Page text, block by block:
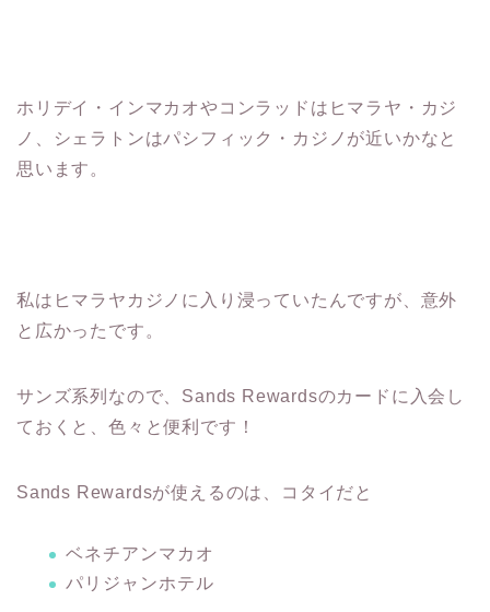
ホリデイ・インマカオやコンラッドはヒマラヤ・カジ
ノ、シェラトンはパシフィック・カジノが近いかなと
思います。
私はヒマラヤカジノに入り浸っていたんですが、意外
と広かったです。
サンズ系列なので、Sands Rewardsのカードに入会し
ておくと、色々と便利です！
Sands Rewardsが使えるのは、コタイだと
ベネチアンマカオ
パリジャンホテル